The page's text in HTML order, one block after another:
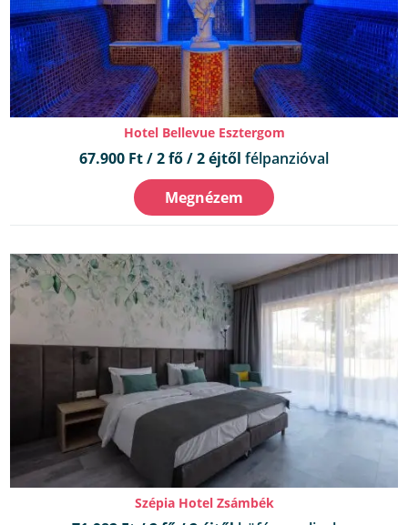
Hotel Bellevue Esztergom
67.900 Ft / 2 fő / 2 éjtől félpanzióval
Megnézem
Szépia Hotel Zsámbék